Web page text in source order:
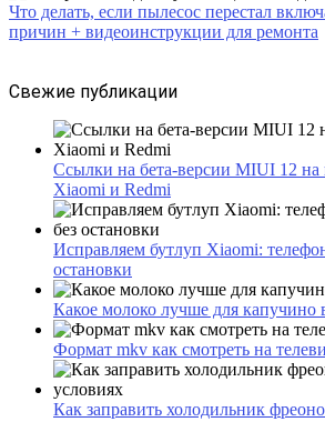
Что делать, если пылесос перестал
причин + видеоинструкции для ремонта
Свежие публикации
Ссылки на бета-версии MIUI 12 на
Xiaomi и Redmi
Исправляем бутлуп Xiaomi:
остановки
Какое молоко лучше для капучино
Формат mkv как смотреть на
Как заправить холодильник